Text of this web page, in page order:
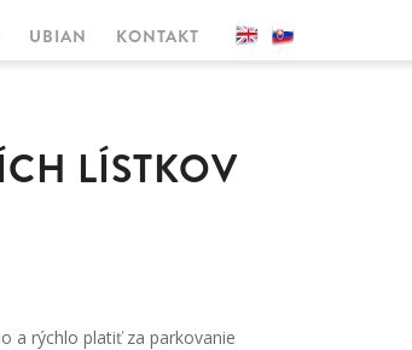
UBIAN KONTAKT
LÍSTKOV
a rýchlo platiť za parkovanie